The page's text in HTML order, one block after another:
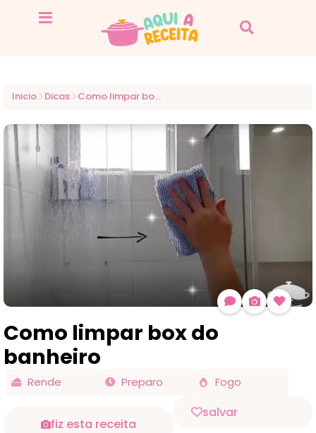
Inicio Dicas Como limpar box do banheiro
Como limpar box do
banheiro
Rende Preparo Fogo
fiz esta receita
salvar